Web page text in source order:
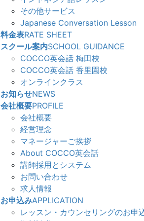
その他サービス
Japanese Conversation Lesson
料金表RATE SHEET
スクール案内SCHOOL GUIDANCE
COCCO英会話 梅田校
COCCO英会話 香里園校
オンラインクラス
お知らせNEWS
会社概要PROFILE
会社概要
経営理念
マネージャーご挨拶
About COCCO英会話
講師採用とシステム
お問い合わせ
求人情報
お申込みAPPLICATION
レッスン・カウンセリングのお申